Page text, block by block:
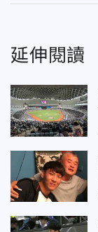
延伸閱讀